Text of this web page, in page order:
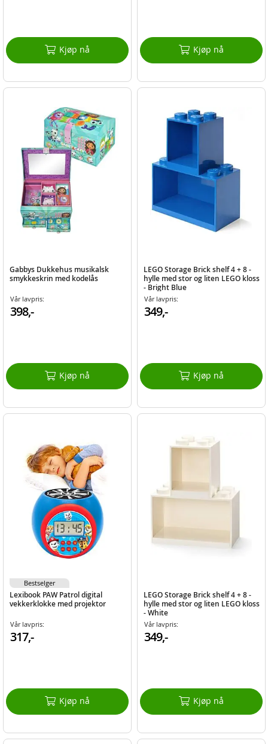
Kjøp nå Kjøp nå
Gabbys Dukkehus musikalsk
smykkeskrin med kodelås
Vår lavpris:
398,-
Kjøp nå
LEGO Storage Brick shelf 4 + 8 -
hylle med stor og liten LEGO kloss
- Bright Blue
Vår lavpris:
349,-
Kjøp nå
Lexibook PAW Patrol digital
vekkerklokke med projektor
Vår lavpris:
317,-
Kjøp nå
Bestselger
LEGO Storage Brick shelf 4 + 8 -
hylle med stor og liten LEGO kloss
- White
Vår lavpris:
349,-
Kjøp nå